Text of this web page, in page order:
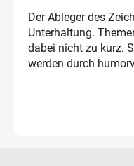
Der Ableger des
Unterhaltung.
dabei nicht zu kurz.
werden durch